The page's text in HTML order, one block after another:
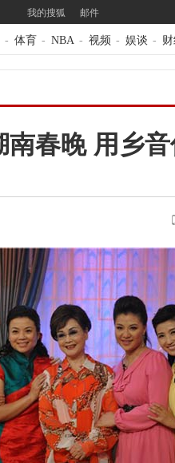
我的搜狐 邮件
- 体育 - NBA - 视频 - 娱谈 -
南春晚 用乡